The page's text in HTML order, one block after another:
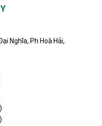
Nghĩa, Ph Hoà Hải,